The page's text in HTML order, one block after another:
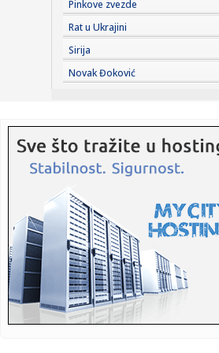
16:37:Evropi se "spržio" gotovo sav
16:37:Sombor: Zbog alkohola i
vozača ...
16:33: Tinejdžer koji je ubio sedam
naučio d...
16:32:
p...
16:32:Mediji: Đilas bi da rasformira
firma ...
16:31:Bred Pit: AI mogla bi da spasi
16:31:Tanja Bošković dobitnica
Pinkove zvezde
Rat u Ukrajini
Sirija
Novak Đoković